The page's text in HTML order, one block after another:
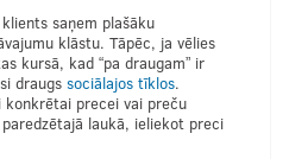
saņem plašāku
klāstu. Tāpēc, ja vēlies
kursā, kad “pa draugam” ir
draugs sociālajos tīklos.
precei vai preču
laukā, ieliekot preci